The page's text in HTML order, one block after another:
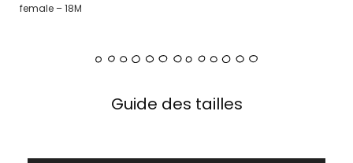
female – 18M
Guide des tailles